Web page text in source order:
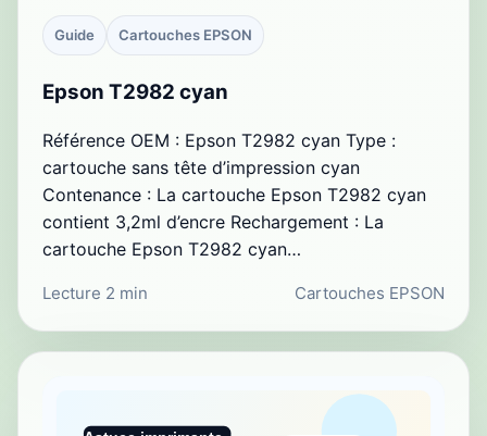
Guide Cartouches EPSON
Epson T2982 cyan
Référence OEM : Epson T2982 cyan Type :
cartouche sans tête d’impression cyan
Contenance : La cartouche Epson T2982 cyan
contient 3,2ml d’encre Rechargement : La
cartouche Epson T2982 cyan…
Lecture 2 min Cartouches EPSON